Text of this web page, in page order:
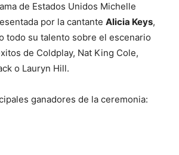
de Estados Unidos Michelle
por la cantante Alicia Keys,
todo su talento sobre el escenario
de Coldplay, Nat King Cole,
o Lauryn Hill.
ganadores de la ceremonia: